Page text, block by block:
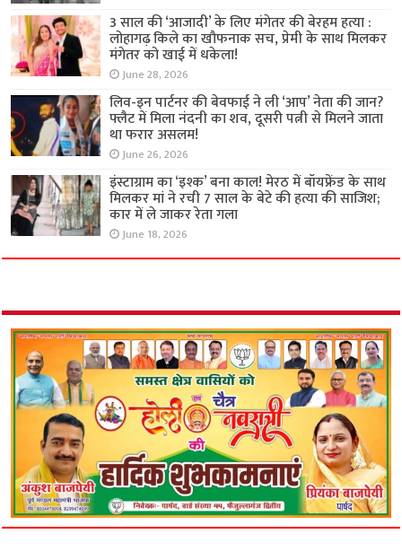
3 साल की ‘आजादी’ के लिए मंगेतर की बेरहम हत्या :
लोहागढ़ किले का खौफनाक सच, प्रेमी के साथ मिलकर
मंगेतर को खाई में धकेला!
June 28, 2026
लिव-इन पार्टनर की बेवफाई ने ली ‘आप’ नेता की जान?
फ्लैट में मिला नंदनी का शव, दूसरी पत्नी से मिलने जाता
था फरार असलम!
June 26, 2026
इंस्टाग्राम का ‘इश्क’ बना काल! मेरठ में बॉयफ्रेंड के साथ
मिलकर मां ने रची 7 साल के बेटे की हत्या की साजिश;
कार में ले जाकर रेता गला
June 18, 2026